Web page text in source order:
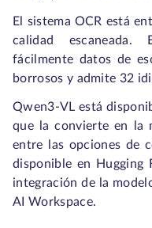
El sistema OCR está
calidad escaneada.
fácilmente datos de
borrosos y admite 32
Qwen3-VL está
que la convierte en la
entre las opciones de
disponible en Hugging
integración de la
AI Workspace.